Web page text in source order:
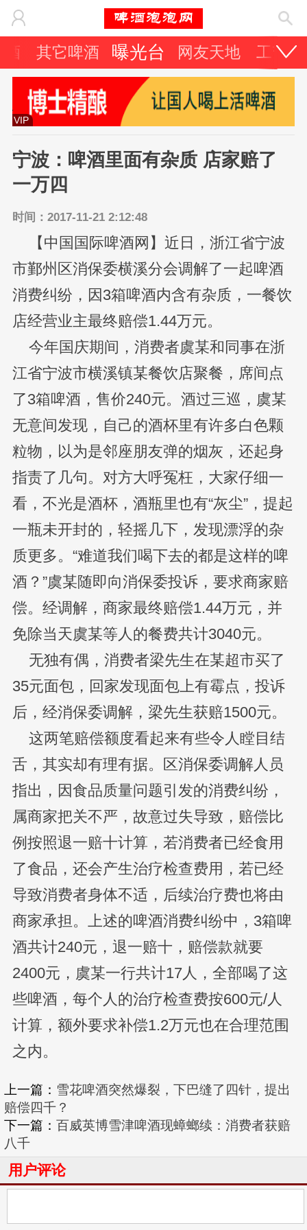
酒 其它啤酒 曝光台 网友天地 工艺技
VIP
宁波：啤酒里面有杂质 店家赔了
一万四
时间：2017-11-21 2:12:48
【中国国际啤酒网】近日，浙江省宁波
市鄞州区消保委横溪分会调解了一起啤酒
消费纠纷，因3箱啤酒内含有杂质，一餐饮
店经营业主最终赔偿1.44万元。
今年国庆期间，消费者虞某和同事在浙
江省宁波市横溪镇某餐饮店聚餐，席间点
了3箱啤酒，售价240元。酒过三巡，虞某
无意间发现，自己的酒杯里有许多白色颗
粒物，以为是邻座朋友弹的烟灰，还起身
指责了几句。对方大呼冤枉，大家仔细一
看，不光是酒杯，酒瓶里也有“灰尘”，提起
一瓶未开封的，轻摇几下，发现漂浮的杂
质更多。“难道我们喝下去的都是这样的啤
酒？”虞某随即向消保委投诉，要求商家赔
偿。经调解，商家最终赔偿1.44万元，并
免除当天虞某等人的餐费共计3040元。
无独有偶，消费者梁先生在某超市买了
35元面包，回家发现面包上有霉点，投诉
后，经消保委调解，梁先生获赔1500元。
这两笔赔偿额度看起来有些令人瞠目结
舌，其实却有理有据。区消保委调解人员
指出，因食品质量问题引发的消费纠纷，
属商家把关不严，故意过失导致，赔偿比
例按照退一赔十计算，若消费者已经食用
了食品，还会产生治疗检查费用，若已经
导致消费者身体不适，后续治疗费也将由
商家承担。上述的啤酒消费纠纷中，3箱啤
酒共计240元，退一赔十，赔偿款就要
2400元，虞某一行共计17人，全部喝了这
些啤酒，每个人的治疗检查费按600元/人
计算，额外要求补偿1.2万元也在合理范围
之内。
上一篇： 雪花啤酒突然爆裂，下巴缝了四针，提出
赔偿四千？
下一篇： 百威英博雪津啤酒现蟑螂续：消费者获赔
八千
用户评论